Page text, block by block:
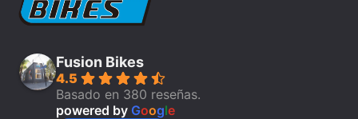
Fusion Bikes
4.5
Basado en 380 reseñas.
powered by Google